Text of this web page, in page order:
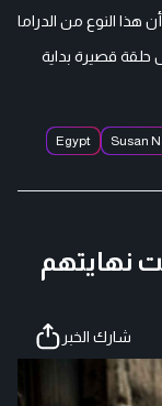
هذا النوع من الدراما
قصيرة بداية
Susan
Egypt
نهايتهم
شارك الخبر